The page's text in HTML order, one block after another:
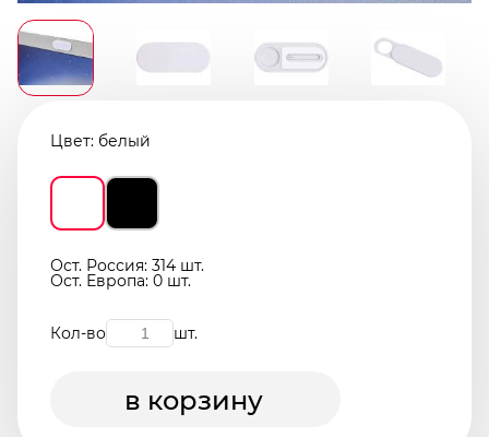
Цвет: белый
Ост. Россия: 314 шт.
Ост. Европа: 0 шт.
Кол-во шт.
в корзину